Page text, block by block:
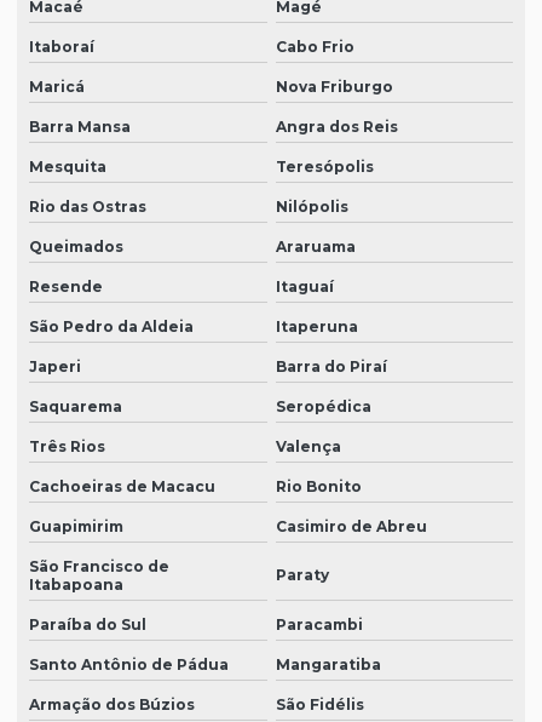
Auditoria de tributos
Auditoria valuation
Auditorias asseguração relato gri
Consultoria em gestão patrimonial
Consultoria recuperação judicial
Consultoria trabalhista para empresas
Consultoria tributária
Consultoria tributária sp
Contabilidade para clínicas e consultórios
Contabilidade para clinicas medicas
Contabilidade para clinicas odontologicas
Contabilidade consultorio odontologico
Contabilidade para empresas prestadoras de serviços
Contabilidade para médicos
Contabilidade para médicos e dentistas
Contabilidade para médicos e profissionais da saúde
Macaé Magé
Itaboraí Cabo Frio
Maricá Nova Friburgo
Barra Mansa Angra dos Reis
Mesquita Teresópolis
Rio das Ostras Nilópolis
Queimados Araruama
Resende Itaguaí
São Pedro da Aldeia Itaperuna
Japeri Barra do Piraí
Saquarema Seropédica
Três Rios Valença
Cachoeiras de Macacu Rio Bonito
Guapimirim Casimiro de Abreu
São Francisco de
Itabapoana
Paraty
Paraíba do Sul Paracambi
Santo Antônio de Pádua Mangaratiba
Armação dos Búzios São Fidélis